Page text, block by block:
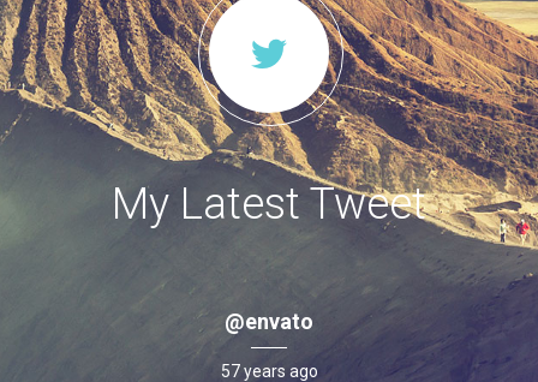
My Latest Tweet
@envato
57 years ago